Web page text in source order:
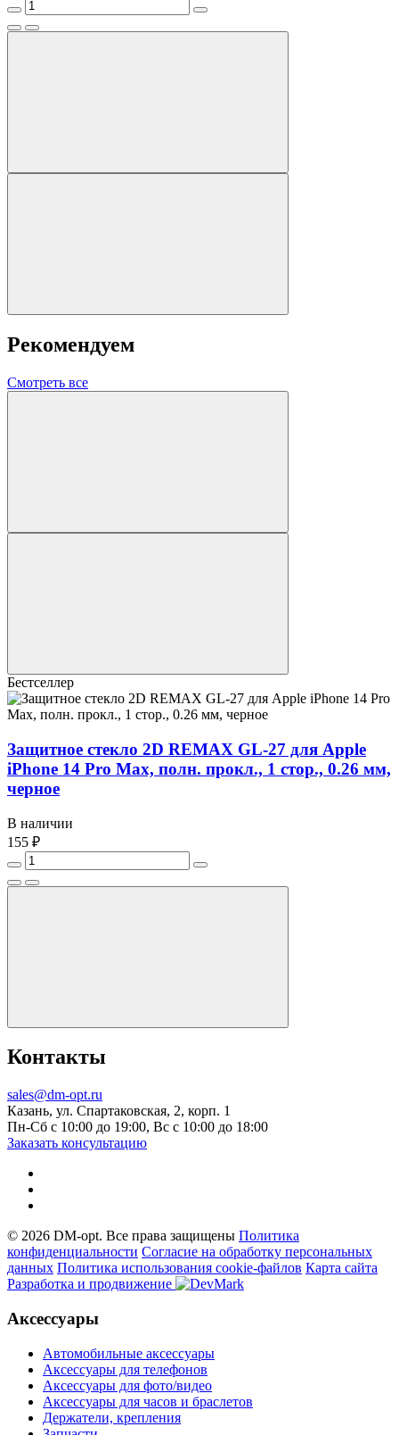
Рекомендуем
Смотреть все
Бестселлер
Защитное стекло 2D REMAX GL-27 для Apple
iPhone 14 Pro Max, полн. прокл., 1 стор., 0.26 мм,
черное
В наличии
155 ₽
Контакты
sales@dm-opt.ru
Казань, ул. Спартаковская, 2, корп. 1
Пн-Сб с 10:00 до 19:00, Вс с 10:00 до 18:00
Заказать консультацию
© 2026 DM-opt. Все права защищены Политика
конфиденциальности Согласие на обработку персональных
данных Пoлитикa иcпoльзoвaния cookie-фaйлoв Карта сайта
Разработка и продвижение
Аксессуары
Автомобильные аксессуары
Аксессуары для телефонов
Аксессуары для фото/видео
Аксессуары для часов и браслетов
Держатели, крепления